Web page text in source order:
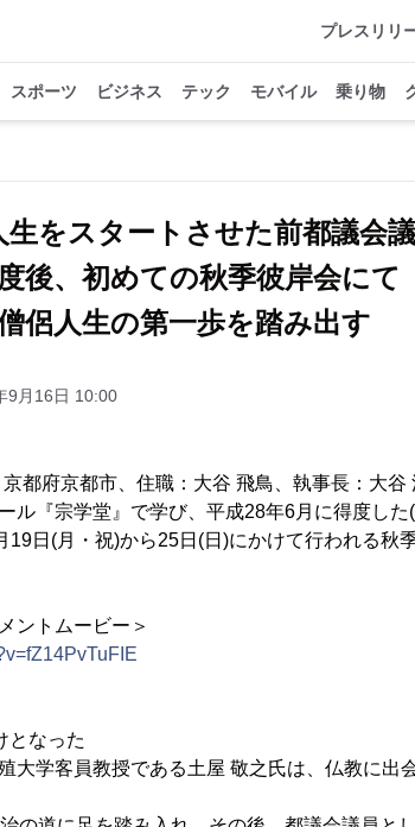
プレスリリ
スポーツ ビジネス テック モバイル 乗り物
生をスタートさせた前都議会
後、初めての秋季彼岸会にて
侶人生の第一歩を踏み出す
9月16日 10:00
都府京都市、住職：大谷 飛鳥、執事長：大谷
ル『宗学堂』で学び、平成28年6月に得度し
日(月・祝)から25日(日)にかけて行われる秋
ントムービー＞
となった
大学客員教授である土屋 敬之氏は、仏教に出